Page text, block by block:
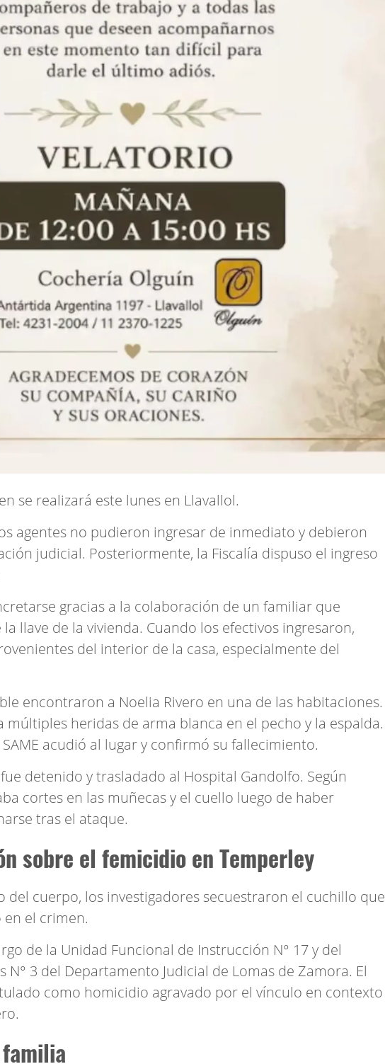
se realizará este lunes en Llavallol.
agentes no pudieron ingresar de inmediato y debieron
judicial. Posteriormente, la Fiscalía dispuso el ingreso
gracias a la colaboración de un familiar que
llave de la vivienda. Cuando los efectivos ingresaron,
del interior de la casa, especialmente del
encontraron a Noelia Rivero en una de las habitaciones.
múltiples heridas de arma blanca en el pecho y la espalda.
acudió al lugar y confirmó su fallecimiento.
detenido y trasladado al Hospital Gandolfo. Según
cortes en las muñecas y el cuello luego de haber
tras el ataque.
sobre el femicidio en Temperley
del cuerpo, los investigadores secuestraron el cuchillo que
el crimen.
de la Unidad Funcional de Instrucción N° 17 y del
N° 3 del Departamento Judicial de Lomas de Zamora. El
como homicidio agravado por el vínculo en contexto